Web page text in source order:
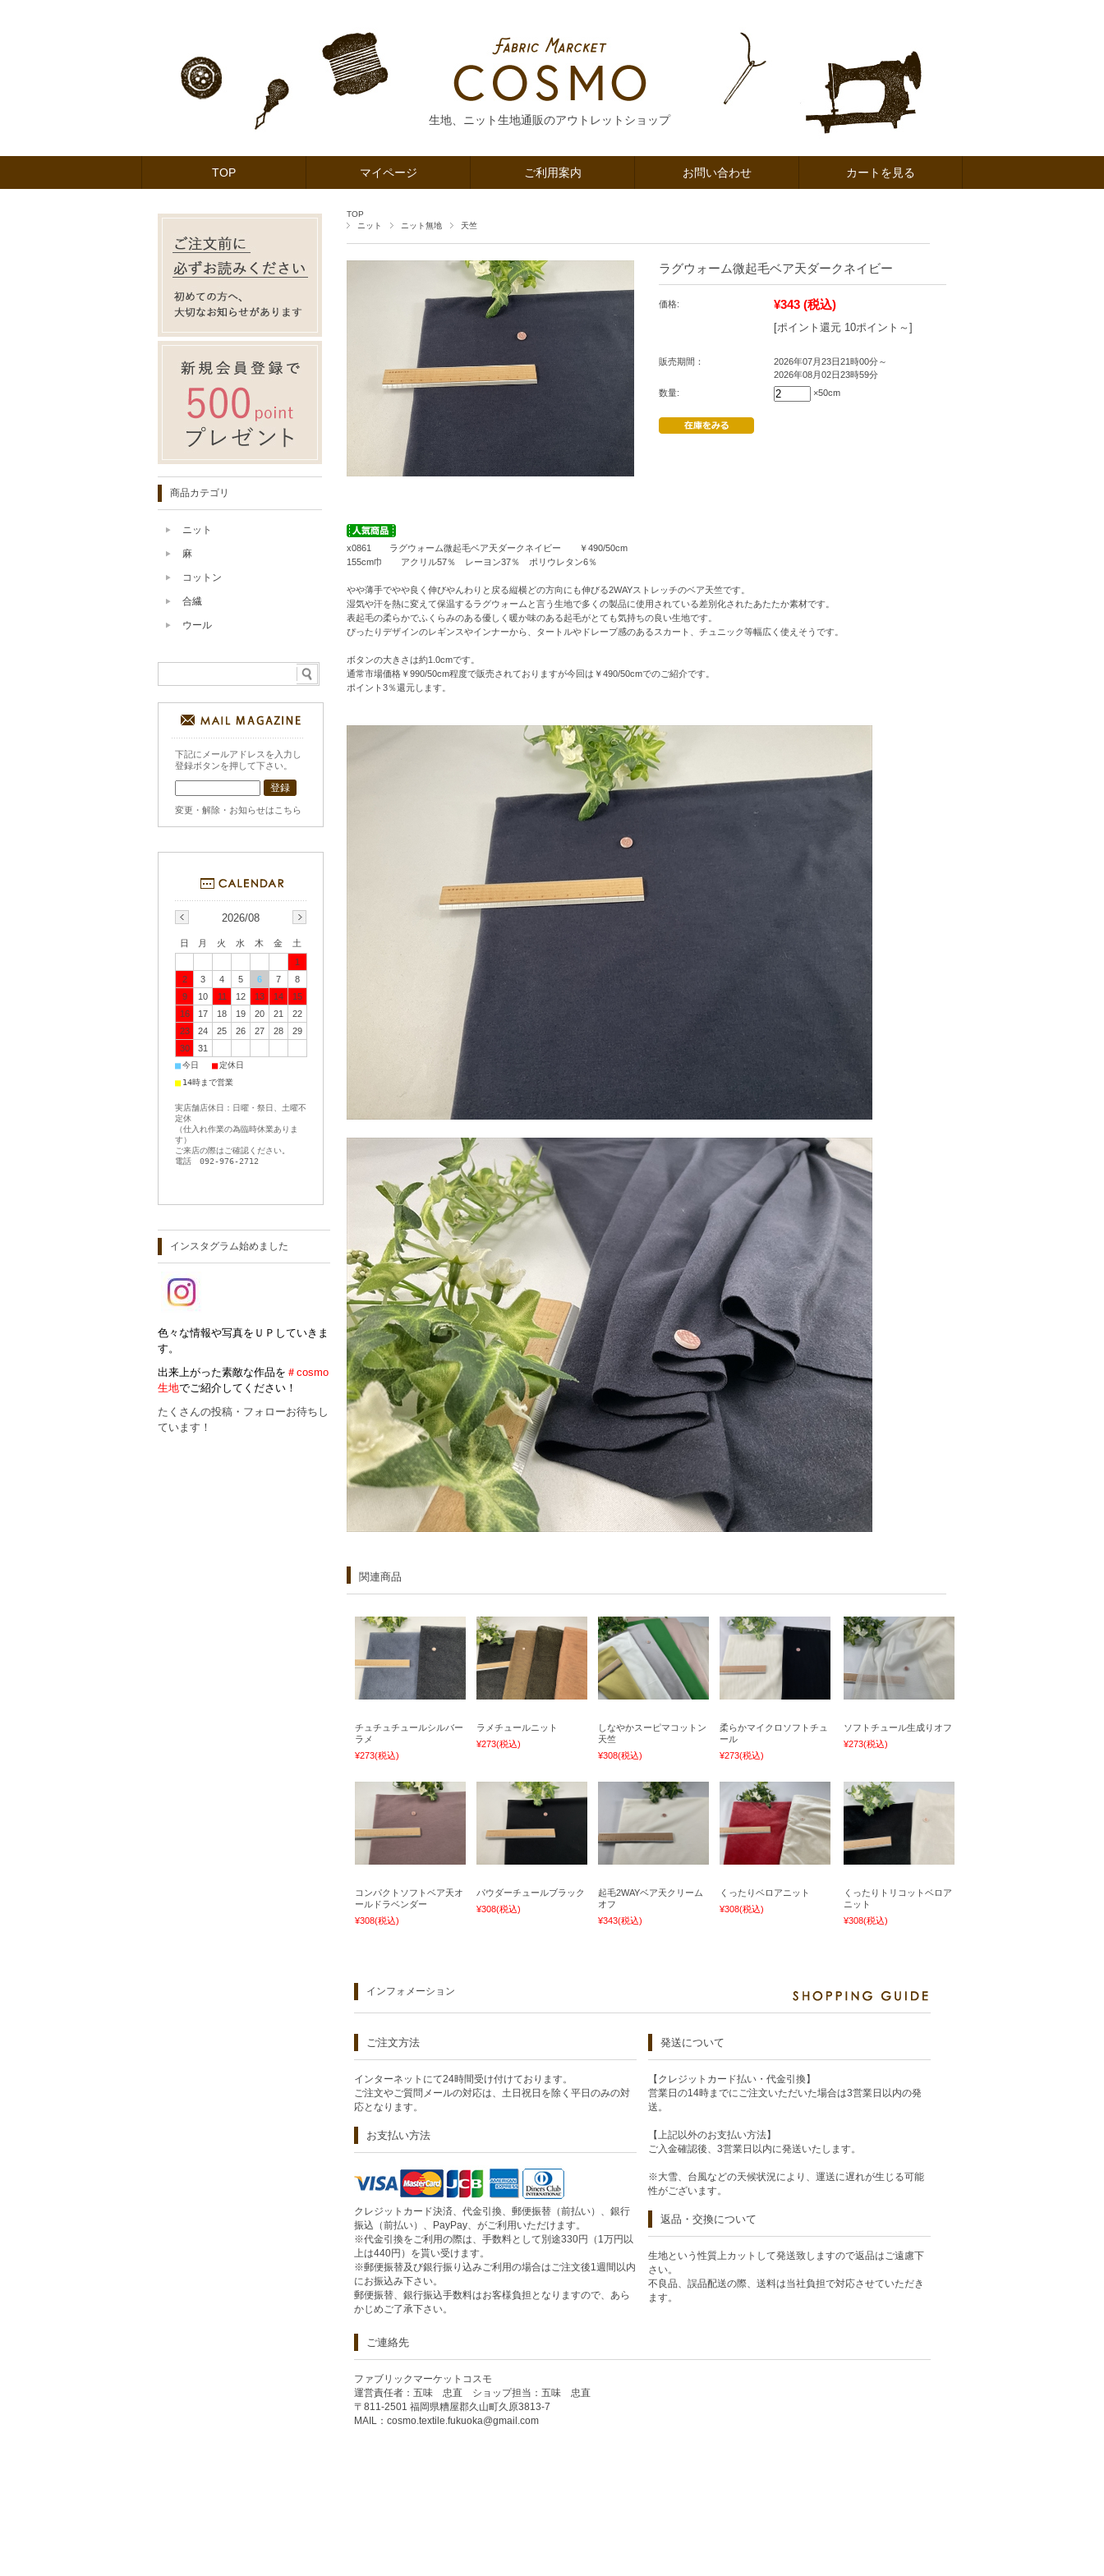
生地、ニット生地通販のアウトレットショップ
TOP マイページ ご利用案内 お問い合わせ カートを見る
TOP
ニット
ニット無地 天竺
ラグウォーム微起毛ベア天ダークネイビー
価格: ¥343 (税込)
[ポイント還元 10ポイント～]
販売期間：
2026年07月23日21時00分～
2026年08月02日23時59分
数量:
×50cm
x0861 ラグウォーム微起毛ベア天ダークネイビー ￥490/50cm
155cm巾 アクリル57％ レーヨン37％ ポリウレタン6％
やや薄手でやや良く伸びやんわりと戻る縦横どの方向にも伸びる2WAYストレッチのベア天竺です。
湿気や汗を熱に変えて保温するラグウォームと言う生地で多くの製品に使用されている差別化されたあたたか素材です。
表起毛の柔らかでふくらみのある優しく暖か味のある起毛がとても気持ちの良い生地です。
ぴったりデザインのレギンスやインナーから、タートルやドレープ感のあるスカート、チュニック等幅広く使えそうです。
ボタンの大きさは約1.0cmです。
通常市場価格￥990/50cm程度で販売されておりますが今回は￥490/50cmでのご紹介です。
ポイント3％還元します。
関連商品
チュチュチュールシルバー
ラメ
¥273(税込)
ラメチュールニット
¥273(税込)
しなやかスーピマコットン
天竺
¥308(税込)
柔らかマイクロソフトチュ
ール
¥273(税込)
ソフトチュール生成りオフ
¥273(税込)
コンパクトソフトベア天オ
ールドラベンダー
¥308(税込)
パウダーチュールブラック
¥308(税込)
起毛2WAYベア天クリーム
オフ
¥343(税込)
くったりベロアニット
¥308(税込)
くったりトリコットベロア
ニット
¥308(税込)
インフォメーション
ご注文方法
インターネットにて24時間受け付けております。
ご注文やご質問メールの対応は、土日祝日を除く平日のみの対
応となります。
お支払い方法
クレジットカード決済、代金引換、郵便振替（前払い）、銀行
振込（前払い）、PayPay、がご利用いただけます。
※代金引換をご利用の際は、手数料として別途330円（1万円以
上は440円）を貰い受けます。
※郵便振替及び銀行振り込みご利用の場合はご注文後1週間以内
にお振込み下さい。
郵便振替、銀行振込手数料はお客様負担となりますので、あら
かじめご了承下さい。
発送について
【クレジットカード払い・代金引換】
営業日の14時までにご注文いただいた場合は3営業日以内の発
送。
【上記以外のお支払い方法】
ご入金確認後、3営業日以内に発送いたします。
※大雪、台風などの天候状況により、運送に遅れが生じる可能
性がございます。
返品・交換について
生地という性質上カットして発送致しますので返品はご遠慮下
さい。
不良品、誤品配送の際、送料は当社負担で対応させていただき
ます。
ご連絡先
ファブリックマーケットコスモ
運営責任者：五味 忠直 ショップ担当：五味 忠直
〒811-2501 福岡県糟屋郡久山町久原3813-7
MAIL： cosmo.textile.fukuoka@gmail.com
商品カテゴリ
ニット
麻
コットン
合繊
ウール
下記にメールアドレスを入力し
登録ボタンを押して下さい。
変更・解除・お知らせはこちら
2026/08
日 月 火 水 木 金
土
1
2
3 4 5 6 7
8
9
10 11 12 13 14
15
16
17 18 19 20 21
22
23
24 25 26 27 28
29
30
31
■今日 ■定休日
■ 14時まで営業
実店舗店休日：日曜・祭日、土曜不
定休
（仕入れ作業の為臨時休業ありま
す）
ご来店の際はご確認ください。
電話 092-976-2712
インスタグラム始めました
色々な情報や写真をＵＰしていきま
す。
出来上がった素敵な作品を ＃cosmo
生地でご紹介してください！
たくさんの投稿・フォローお待ちし
ています！